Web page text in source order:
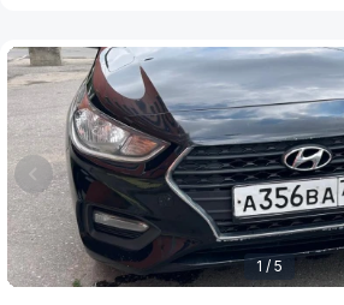
1 / 5